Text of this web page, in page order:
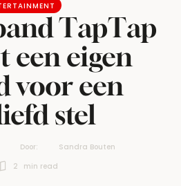
TapTap
een eigen
voor een
stel
Door:
Sandra Bouten
2
min read